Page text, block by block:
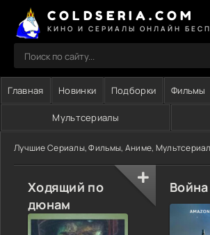
COLDSERIA.COM
Главная Новинки Подборки Фильмы
Мультсериалы
Лучшие Сериалы, Фильмы, Аниме,
Ходящий по
дюнам